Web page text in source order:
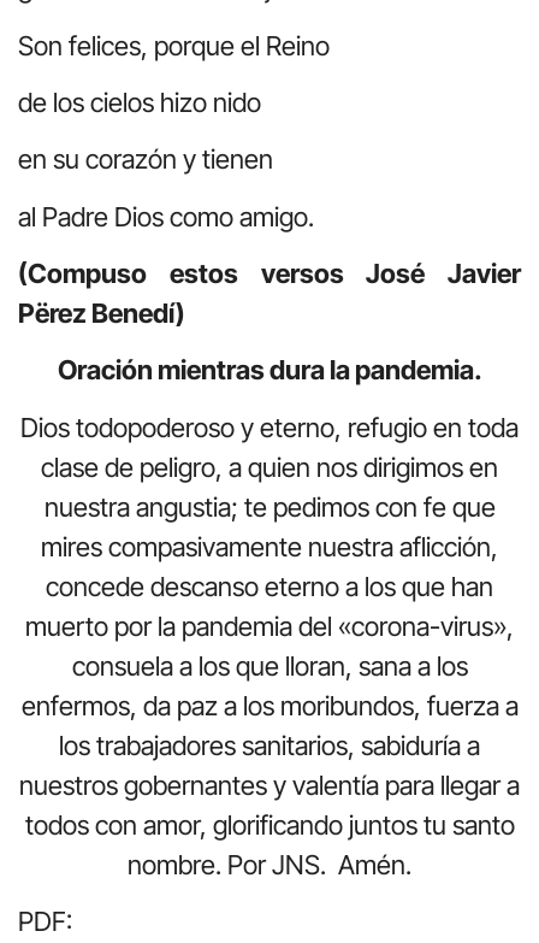
Son felices, porque el Reino
de los cielos hizo nido
en su corazón y tienen
al Padre Dios como amigo.
(Compuso estos versos José Javier
Përez Benedí)
Oración mientras dura la pandemia.
Dios todopoderoso y eterno, refugio en toda
clase de peligro, a quien nos dirigimos en
nuestra angustia; te pedimos con fe que
mires compasivamente nuestra aflicción,
concede descanso eterno a los que han
muerto por la pandemia del «corona-virus»,
consuela a los que lloran, sana a los
enfermos, da paz a los moribundos, fuerza a
los trabajadores sanitarios, sabiduría a
nuestros gobernantes y valentía para llegar a
todos con amor, glorificando juntos tu santo
nombre. Por JNS. Amén.
PDF: